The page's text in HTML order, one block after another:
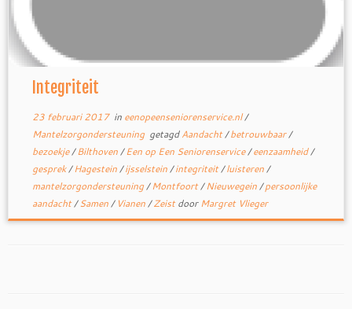
Integriteit
23 februari 2017in eenopeenseniorenservice.nl/
Mantelzorgondersteuning getagdAandacht/betrouwbaar/
bezoekje/Bilthoven/Een op Een Seniorenservice/eenzaamheid/
gesprek/Hagestein/ijsselstein/integriteit/luisteren/
mantelzorgondersteuning/Montfoort/Nieuwegein/persoonlijke
aandacht/Samen/ Vianen/ZeistdoorMargret Vlieger